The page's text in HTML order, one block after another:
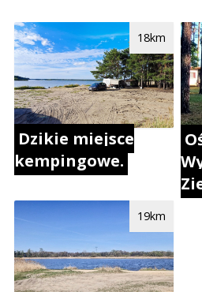
Dzikie miejsce
kempingowe.
18km
19km